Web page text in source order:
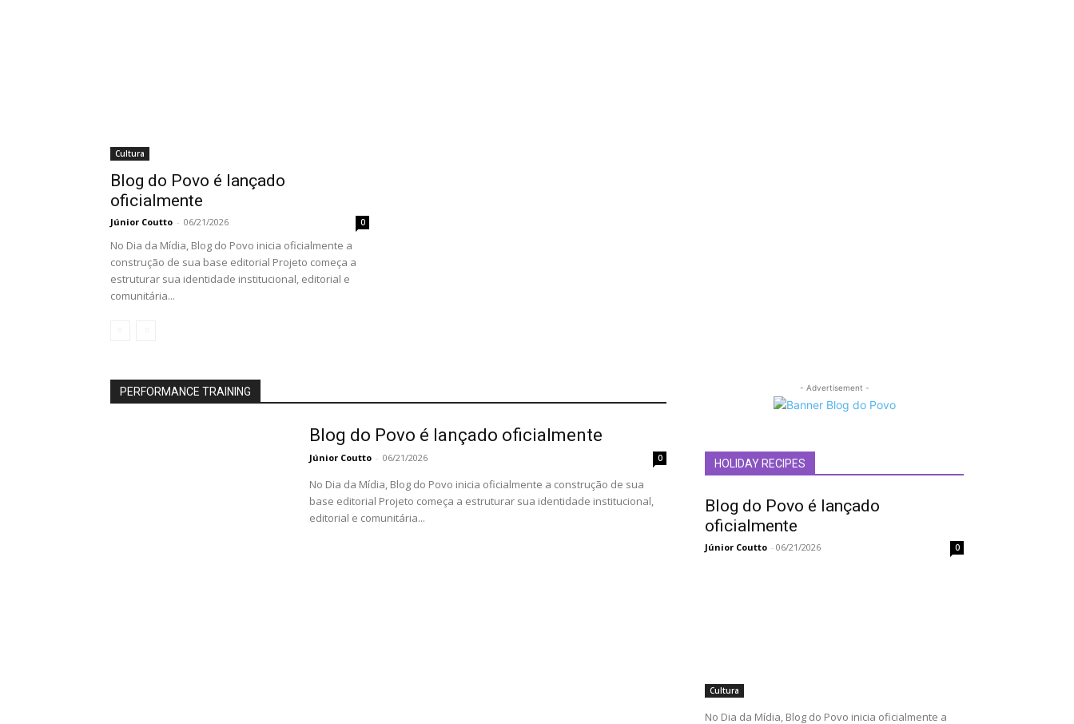
Cultura
Blog do Povo é lançado
oficialmente
Júnior Coutto - 06/21/2026 0
No Dia da Mídia, Blog do Povo inicia oficialmente a
construção de sua base editorial Projeto começa a
estruturar sua identidade institucional, editorial e
comunitária...
PERFORMANCE TRAINING
Blog do Povo é lançado oficialmente
Júnior Coutto - 06/21/2026 0
No Dia da Mídia, Blog do Povo inicia oficialmente a construção de sua
base editorial Projeto começa a estruturar sua identidade institucional,
editorial e comunitária...
- Advertisement -
HOLIDAY RECIPES
Blog do Povo é lançado
oficialmente
Júnior Coutto - 06/21/2026 0
Cultura
No Dia da Mídia, Blog do Povo inicia oficialmente a